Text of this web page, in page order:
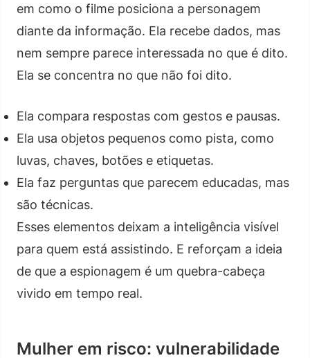
em como o filme posiciona a personagem
diante da informação. Ela recebe dados, mas
nem sempre parece interessada no que é dito.
Ela se concentra no que não foi dito.
Ela compara respostas com gestos e pausas.
Ela usa objetos pequenos como pista, como
luvas, chaves, botões e etiquetas.
Ela faz perguntas que parecem educadas, mas
são técnicas.
Esses elementos deixam a inteligência visível
para quem está assistindo. E reforçam a ideia
de que a espionagem é um quebra-cabeça
vivido em tempo real.
Mulher em risco: vulnerabilidade